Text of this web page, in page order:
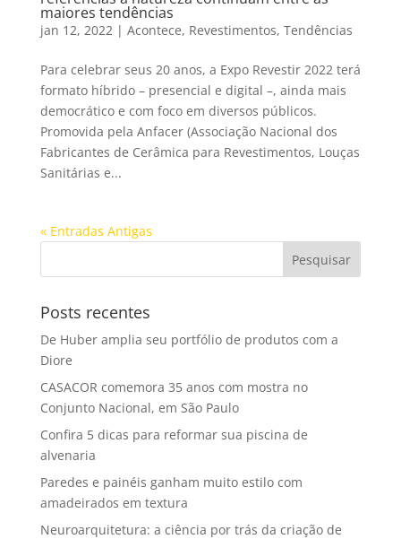
maiores tendências
jan 12, 2022| Acontece, Revestimentos, Tendências
Para celebrar seus 20 anos, a Expo Revestir 2022 terá
formato híbrido – presencial e digital –, ainda mais
democrático e com foco em diversos públicos.
Promovida pela Anfacer (Associação Nacional dos
Fabricantes de Cerâmica para Revestimentos, Louças
Sanitárias e...
« Entradas Antigas
Posts recentes
De Huber amplia seu portfólio de produtos com a
Diore
CASACOR comemora 35 anos com mostra no
Conjunto Nacional, em São Paulo
Confira 5 dicas para reformar sua piscina de
alvenaria
Paredes e painéis ganham muito estilo com
amadeirados em textura
Neuroarquitetura: a ciência por trás da criação de